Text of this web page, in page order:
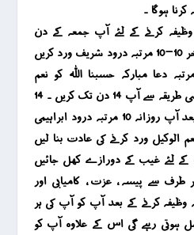
ہوگا ۔
وظیفہ کرنے کے لئے آپ جمعہ کے دن
عشاء کی نماز کے بعد اول و آخر 10-10 مرتبہ درود شریف ورد کریں
درمیان میں آپ 1400 مرتبہ دعا مبارکہ حسبنا اللہ کو نعم
الوکیل ورد کریں ۔ یہ وظیفہ اسی طریقہ سے آپ 14 دن تک کریں ۔ 14
دن یہ وظیفہ مکمل کرنے کے بعد آپ روزانہ 10 مرتبہ درود ابراہیمی
کو نعم الوکیل ورد کرنے کی عادت بنا لیں
کے لئے غیب کے دورازے کھل جائیں
سے پیسہ ، عزت ، کامیابی اور
کرنے کے بعد آپ کو آپ کی ہر
رہے گی اس کے علاوہ آپ کو